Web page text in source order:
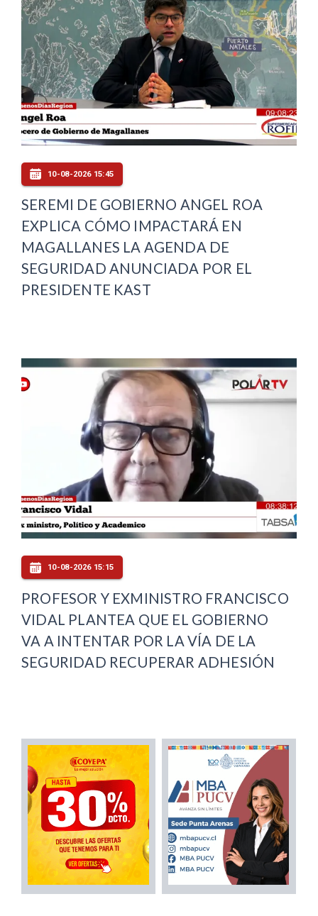
10-08-2026 15:45
SEREMI DE GOBIERNO ANGEL ROA
EXPLICA CÓMO IMPACTARÁ EN
MAGALLANES LA AGENDA DE
SEGURIDAD ANUNCIADA POR EL
PRESIDENTE KAST
10-08-2026 15:15
PROFESOR Y EXMINISTRO FRANCISCO
VIDAL PLANTEA QUE EL GOBIERNO
VA A INTENTAR POR LA VÍA DE LA
SEGURIDAD RECUPERAR ADHESIÓN